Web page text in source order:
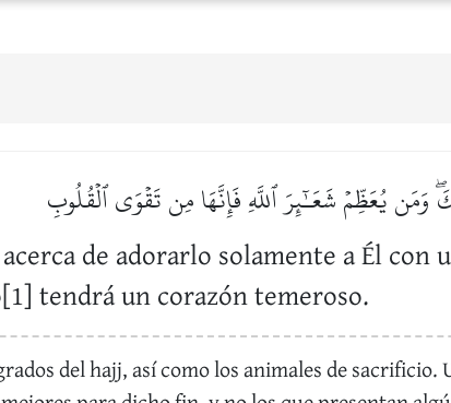
وَمَن يُعَظِّمۡ شَعَـٰٓئِرَ ٱللَّهِ فَإِنَّهَا مِن تَقۡوَى ٱلۡقُلُوبِ
de adorarlo solamente a Él con
tendrá un corazón temeroso.
del hajj, así como los animales de